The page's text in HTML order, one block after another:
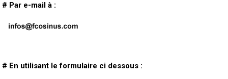
# Par e-mail à :
# En utilisant le formulaire ci dessous :